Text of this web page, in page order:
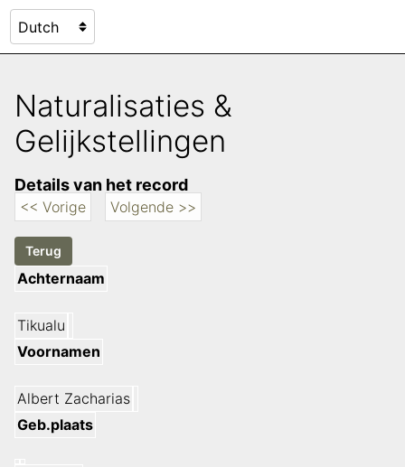
Naturalisaties &
Gelijkstellingen
Details van het record
<< Vorige Volgende >>
Achternaam
Tikualu
Voornamen
Albert Zacharias
Geb.plaats